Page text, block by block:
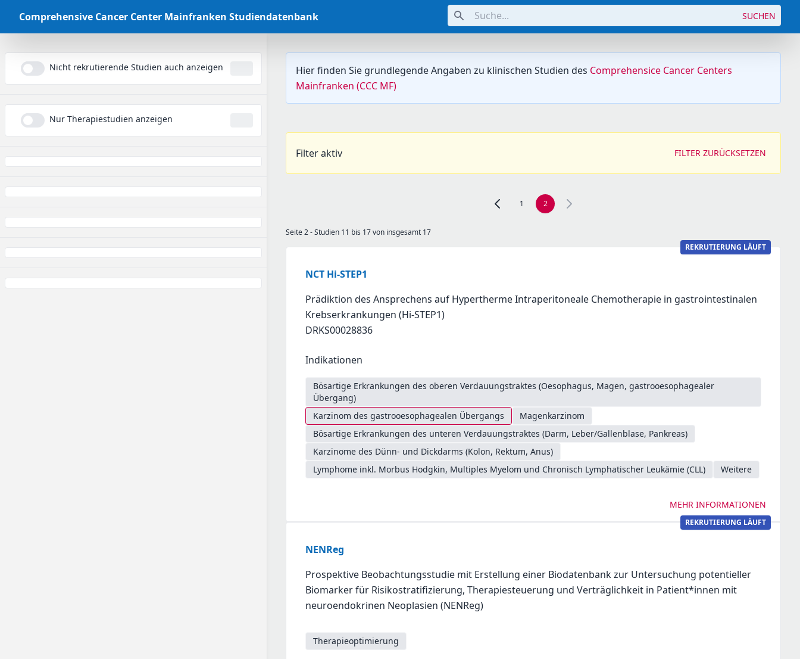
Comprehensive Cancer Center Mainfranken Studiendatenbank
Nicht rekrutierende Studien auch anzeigen
Nur Therapiestudien anzeigen
Hier finden Sie grundlegende Angaben zu klinischen Studien des Comprehensice Cancer Centers
Mainfranken (CCC MF)
Suche... SUCHEN
Filter aktiv FILTER ZURÜCKSETZEN
Zur vorherigen Seite, Seite 1 navigieren
1 2
Seite 2 - Studien 11 bis 17 von insgesamt 17
REKRUTIERUNG LÄUFT
NCT Hi-STEP1
Prädiktion des Ansprechens auf Hypertherme Intraperitoneale Chemotherapie in gastrointestinalen
Krebserkrankungen (Hi-STEP1)
DRKS00028836
Indikationen
Bösartige Erkrankungen des oberen Verdauungstraktes (Oesophagus, Magen, gastrooesophagealer
Übergang)
Karzinom des gastrooesophagealen Übergangs
Magenkarzinom
Bösartige Erkrankungen des unteren Verdauungstraktes (Darm, Leber/Gallenblase, Pankreas)
Karzinome des Dünn- und Dickdarms (Kolon, Rektum, Anus)
Lymphome inkl. Morbus Hodgkin, Multiples Myelom und Chronisch Lymphatischer Leukämie (CLL)
Weitere
MEHR INFORMATIONEN
REKRUTIERUNG LÄUFT
NENReg
Prospektive Beobachtungsstudie mit Erstellung einer Biodatenbank zur Untersuchung potentieller
Biomarker für Risikostratifizierung, Therapiesteuerung und Verträglichkeit in Patient*innen mit
neuroendokrinen Neoplasien (NENReg)
Therapieoptimierung